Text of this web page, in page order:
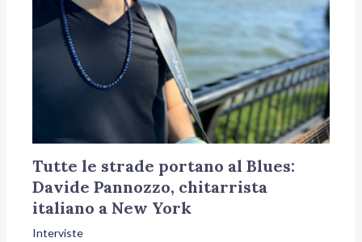
Tutte le strade portano al Blues:
Davide Pannozzo, chitarrista
italiano a New York
Interviste